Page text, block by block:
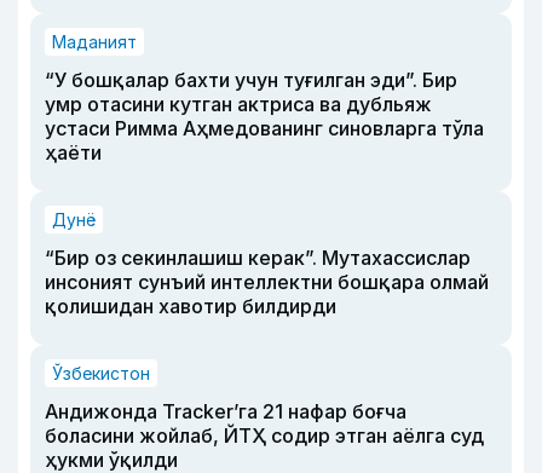
Маданият
“У бошқалар бахти учун туғилган эди”. Бир
умр отасини кутган актриса ва дубльяж
устаси Римма Аҳмедованинг синовларга тўла
ҳаёти
Дунё
“Бир оз секинлашиш керак”. Мутахассислар
инсоният сунъий интеллектни бошқара олмай
қолишидан хавотир билдирди
Ўзбекистон
Андижонда Tracker’га 21 нафар боғча
боласини жойлаб, ЙТҲ содир этган аёлга суд
ҳукми ўқилди